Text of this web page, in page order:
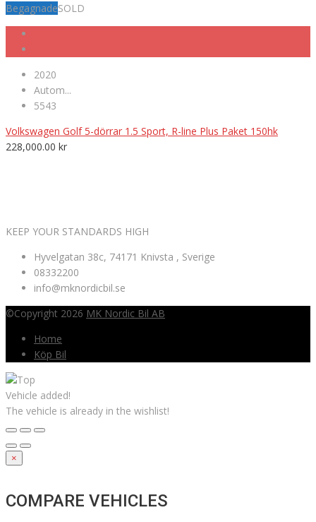
BegagnadeSOLD
2020
Autom...
5543
Volkswagen Golf 5-dörrar 1.5 Sport, R-line Plus Paket 150hk
228,000.00 kr
KEEP YOUR STANDARDS HIGH
Hyvelgatan 38c, 74171 Knivsta , Sverige
08332200
info@mknordicbil.se
©Copyright 2026 MK Nordic Bil AB
Home
Köp Bil
Vehicle added!
The vehicle is already in the wishlist!
×
COMPARE VEHICLES